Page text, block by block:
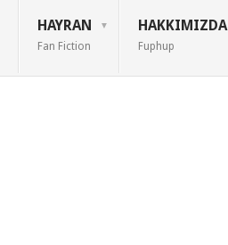
HAYRAN
Fan Fiction
HAKKIMIZDA
Fuphup